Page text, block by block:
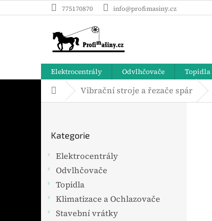
na
775170870 info@profimasiny.cz
Elektrocentrály Odvlhčovače Topidla
DomůVibrační stroje a řezače spár
kategorie
Kategorie
Elektrocentrály
Odvlhčovače
Topidla
Klimatizace a Ochlazovače
Stavební vrátky